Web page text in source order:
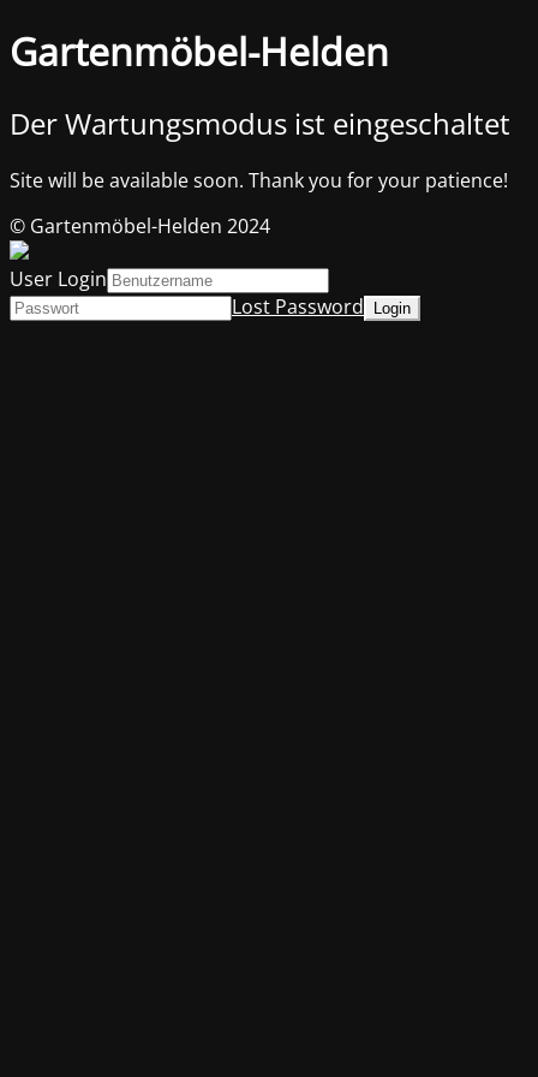
Gartenmöbel-Helden
Der Wartungsmodus ist eingeschaltet
Site will be available soon. Thank you for your patience!
© Gartenmöbel-Helden 2024
User Login
Lost Password